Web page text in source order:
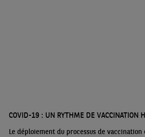
COVID-19 : UN RYTHME DE VACCINATION
Le déploiement du processus de